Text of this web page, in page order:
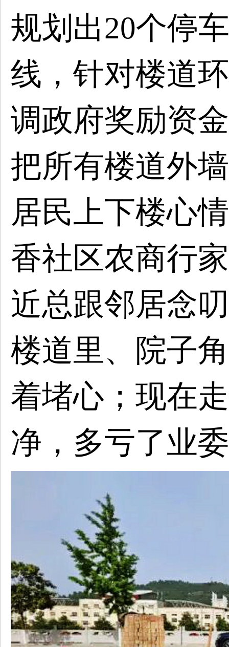
规划出20个停
线，针对楼道
调政府奖励资
把所有楼道外
居民上下楼心
香社区农商行
近总跟邻居念
楼道里、院子
着堵心；现在
净，多亏了业